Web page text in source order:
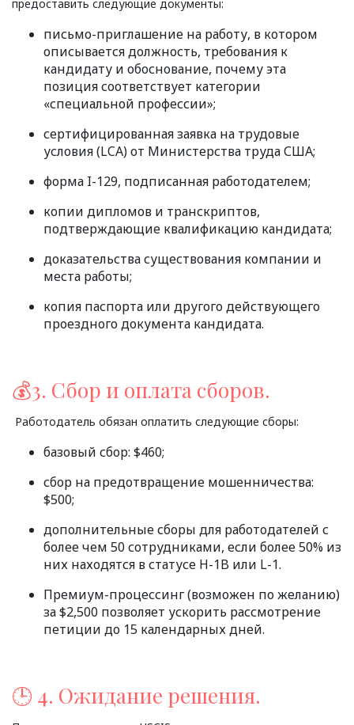
предоставить следующие документы:
письмо-приглашение на работу, в котором
описывается должность, требования к
кандидату и обоснование, почему эта
позиция соответствует категории
«специальной профессии»;
сертифицированная заявка на трудовые
условия (LCA) от Министерства труда США;
форма I-129, подписанная работодателем;
копии дипломов и транскриптов,
подтверждающие квалификацию кандидата;
доказательства существования компании и
места работы;
копия паспорта или другого действующего
проездного документа кандидата.
💰3. Сбор и оплата сборов.
Работодатель обязан оплатить следующие сборы:
базовый сбор: $460;
сбор на предотвращение мошенничества:
$500;
дополнительные сборы для работодателей с
более чем 50 сотрудниками, если более 50% из
них находятся в статусе H-1B или L-1.
Премиум-процессинг (возможен по желанию)
за $2,500 позволяет ускорить рассмотрение
петиции до 15 календарных дней.
🕒 4. Ожидание решения.